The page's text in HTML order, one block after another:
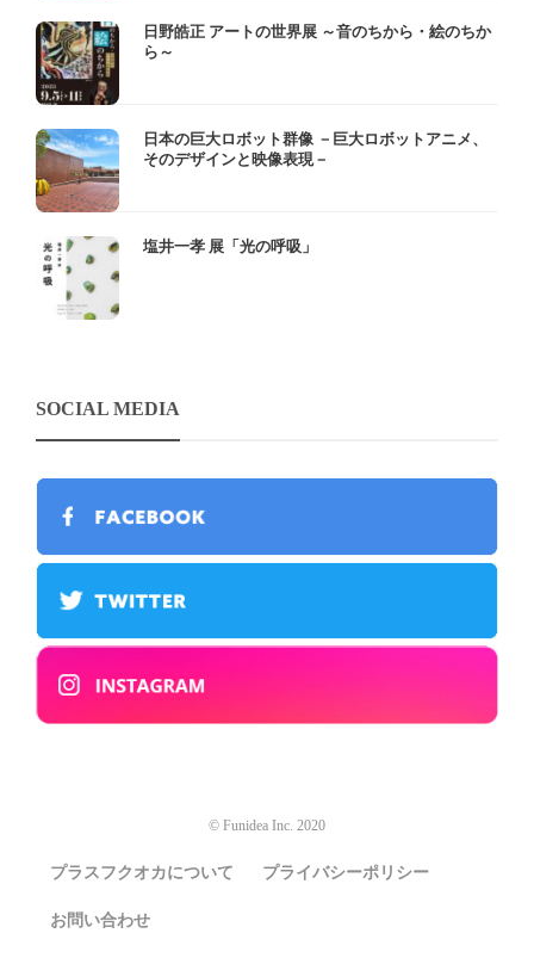
日野皓正 アートの世界展 ～音のちから・絵のちか
ら～
日本の巨大ロボット群像 －巨大ロボットアニメ、
そのデザインと映像表現－
塩井一孝 展「光の呼吸」
SOCIAL MEDIA
© Funidea Inc. 2020
プラスフクオカについて プライバシーポリシー
お問い合わせ